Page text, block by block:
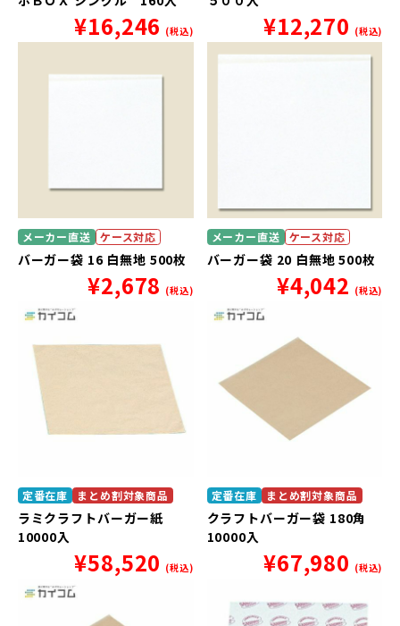
¥16,246 (税込) ¥12,270 (税込)
メーカー直送 ケース対応
バーガー袋 16 白無地 500枚
¥2,678 (税込)
メーカー直送 ケース対応
バーガー袋 20 白無地 500枚
¥4,042 (税込)
定番在庫 まとめ割対象商品
ラミクラフトバーガー紙
10000入
¥58,520 (税込)
定番在庫 まとめ割対象商品
クラフトバーガー袋 180角
10000入
¥67,980 (税込)